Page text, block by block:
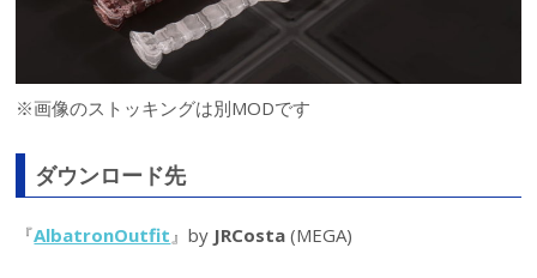
※画像のストッキングは別MODです
ダウンロード先
『AlbatronOutfit 』by JRCosta (MEGA)